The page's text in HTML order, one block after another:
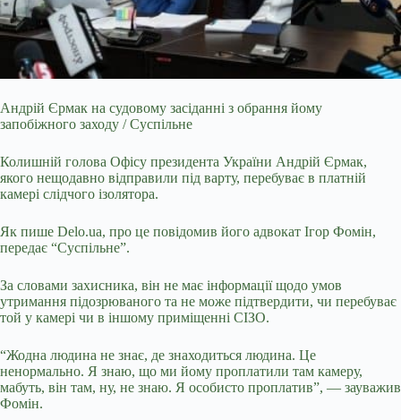
Андрій Єрмак на судовому засіданні з обрання йому
запобіжного заходу / Суспільне
Колишній голова Офісу президента України Андрій Єрмак,
якого нещодавно відправили під варту, перебуває в платній
камері слідчого ізолятора.
Як пише Delo.ua, про це повідомив його адвокат Ігор Фомін,
передає “Суспільне”.
За словами захисника, він не має інформації щодо умов
утримання підозрюваного та не може підтвердити, чи перебуває
той у камері чи в іншому приміщенні СІЗО.
“Жодна людина не знає, де знаходиться людина. Це
ненормально. Я знаю, що ми йому проплатили там камеру,
мабуть, він там, ну, не знаю. Я особисто проплатив”, — зауважив
Фомін.